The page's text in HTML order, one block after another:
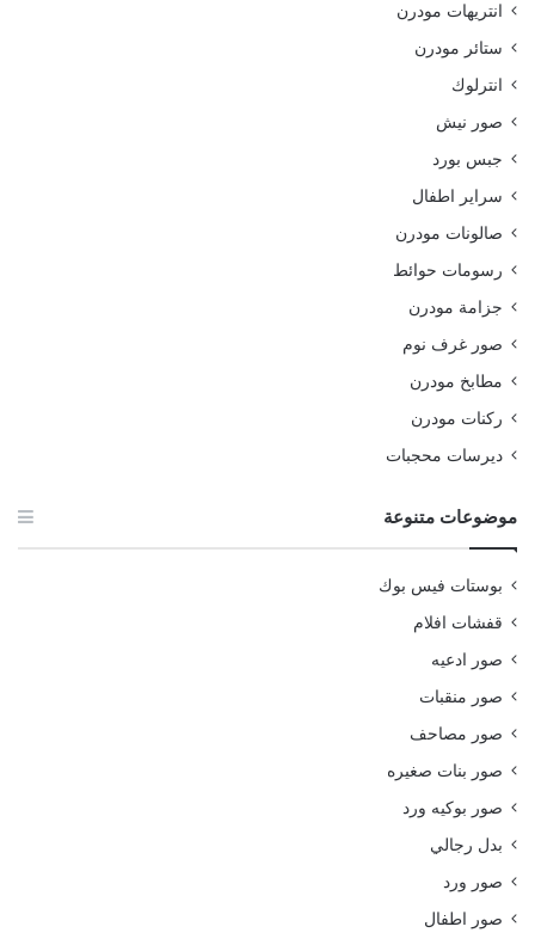
انتريهات مودرن
ستائر مودرن
انترلوك
صور نيش
جبس بورد
سراير اطفال
صالونات مودرن
رسومات حوائط
جزامة مودرن
صور غرف نوم
مطابخ مودرن
ركنات مودرن
ديرسات محجبات
موضوعات متنوعة
بوستات فيس بوك
قفشات افلام
صور ادعيه
صور منقبات
صور مصاحف
صور بنات صغيره
صور بوكيه ورد
بدل رجالي
صور ورد
صور اطفال